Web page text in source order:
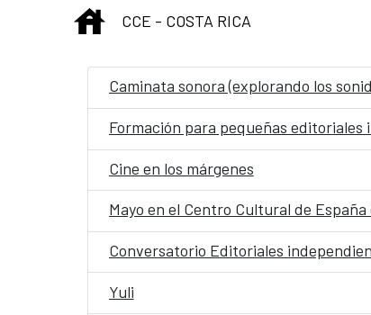
INICIO
CCE - COSTA RICA
Caminata sonora (explorando los
Formación para pequeñas
Cine en los márgenes
Mayo en el Centro Cultural de España
Conversatorio Editoriales
Yuli